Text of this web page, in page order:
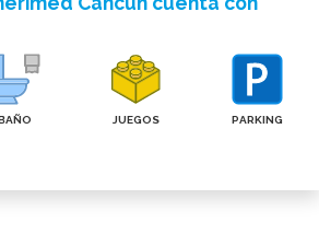
JUEGOS PARKING